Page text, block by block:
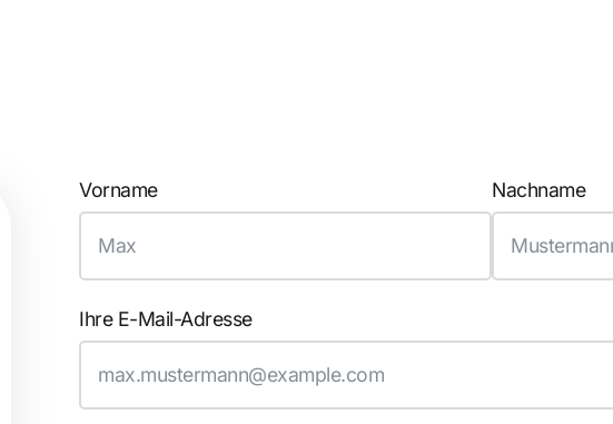
Vorname Nachname
Ihre E-Mail-Adresse